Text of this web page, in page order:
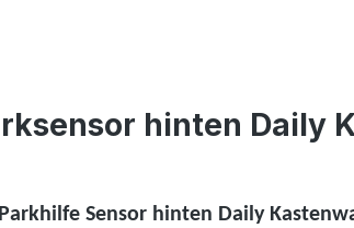
hinten Daily
Sensor hinten Daily